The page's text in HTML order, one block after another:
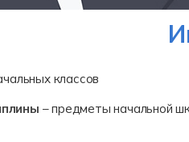
классов
– предметы начальной